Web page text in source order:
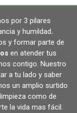
por 3 pilares
y humildad.
y formar parte de
en atender tus
contigo. Nuestro
a tu lado y saber
un amplio surtido
como de
la vida mas fácil.